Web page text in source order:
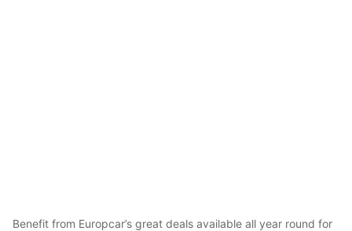
Benefit from Europcar’s great deals available all year round for